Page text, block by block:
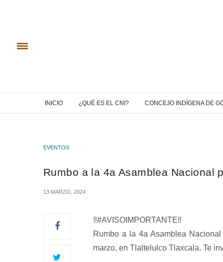
INICIO ¿QUÉ ES EL CNI? CONCEJO INDÍGENA DE
EVENTOS
Rumbo a la 4a Asamblea Nacional
13 MARZO, 2024
‼#AVISOIMPORTANTE‼
Rumbo a la 4a Asamblea
marzo, en Tlaltelulco Tlaxcala. Te